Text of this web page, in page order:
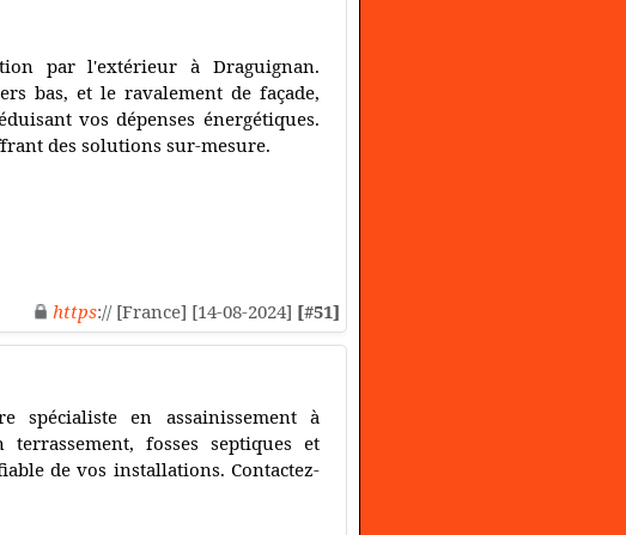
par l'extérieur à Draguignan.
bas, et le ravalement de façade,
vos dépenses énergétiques.
des solutions sur-mesure.
https:// [France] [14-08-2024] [#51]
spécialiste en assainissement à
fosses septiques et
de vos installations. Contactez-